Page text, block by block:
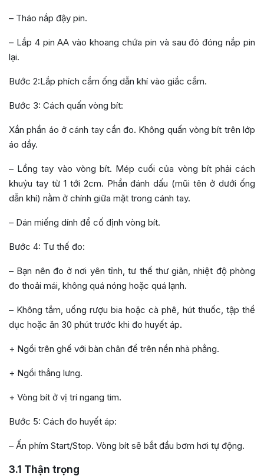
– Tháo nắp đậy pin.
– Lắp 4 pin AA vào khoang chứa pin và sau đó đóng nắp pin
lại.
Bước 2:Lắp phích cắm ống dẫn khí vào giắc cắm.
Bước 3: Cách quấn vòng bít:
Xắn phần áo ở cánh tay cần đo. Không quấn vòng bít trên lớp
áo dầy.
– Lồng tay vào vòng bít. Mép cuối của vòng bít phải cách
khuỷu tay từ 1 tới 2cm. Phần đánh dấu (mũi tên ở dưới ống
dẫn khí) nằm ở chính giữa mặt trong cánh tay.
– Dán miếng dính để cố định vòng bít.
Bước 4: Tư thế đo:
– Bạn nên đo ở nơi yên tĩnh, tư thế thư giãn, nhiệt độ phòng
đo thoải mái, không quá nóng hoặc quá lạnh.
– Không tắm, uống rượu bia hoặc cà phê, hút thuốc, tập thể
dục hoặc ăn 30 phút trước khi đo huyết áp.
+ Ngồi trên ghế với bàn chân để trên nền nhà phẳng.
+ Ngồi thẳng lưng.
+ Vòng bít ở vị trí ngang tim.
Bước 5: Cách đo huyết áp:
– Ấn phím Start/Stop. Vòng bít sẽ bắt đầu bơm hơi tự động.
3.1 Thận trọng